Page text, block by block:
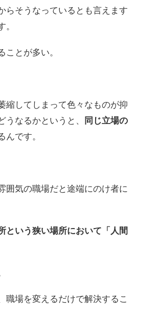
らそうなっているとも言えます
とが多い。
縮してしまって色々なものが抑
なるかというと、
同じ立場の
んです。
囲気の職場だと途端にのけ者に
という狭い場所において「人間
職場を変えるだけで解決するこ